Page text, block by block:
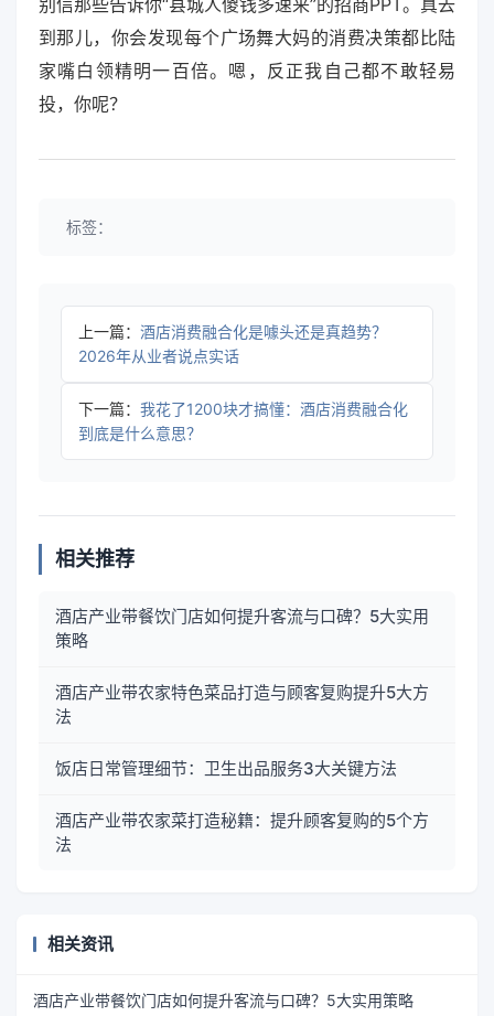
到那儿，你会发现每个广场舞大妈的消费决策都比陆
家嘴白领精明一百倍。嗯，反正我自己都不敢轻易
投，你呢？
标签：
上一篇： 酒店消费融合化是噱头还是真趋势？
2026年从业者说点实话
下一篇： 我花了1200块才搞懂：酒店消费融合化
到底是什么意思？
相关推荐
酒店产业带餐饮门店如何提升客流与口碑？5大实用
策略
酒店产业带农家特色菜品打造与顾客复购提升5大方
法
饭店日常管理细节：卫生出品服务3大关键方法
酒店产业带农家菜打造秘籍：提升顾客复购的5个方
法
相关资讯
酒店产业带餐饮门店如何提升客流与口碑？5大实用策略